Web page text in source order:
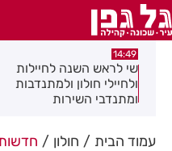
14:49
שי לראש השנה לחיילות
ולחיילי חולון ולמתנדבות
ומתנדבי השירות
עמוד הבית חולון חדשות